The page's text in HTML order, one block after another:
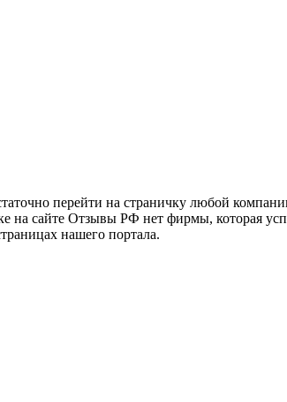
перейти на страничку любой
на сайте Отзывы РФ нет фирмы, которая
нашего портала.